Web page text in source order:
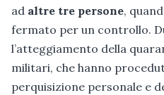
ad altre tre persone,
fermato per un controllo.
l’atteggiamento della
militari, che hanno
perquisizione personale e